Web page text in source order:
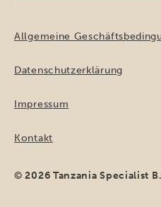
Allgemeine
Datenschutzerklärung
Impressum
Kontakt
© 2026 Tanzania Specialist